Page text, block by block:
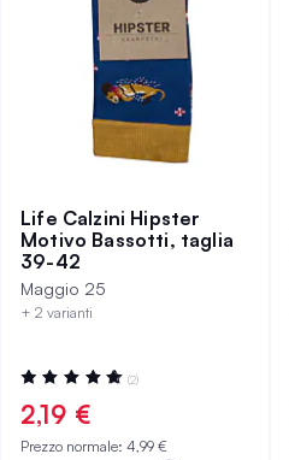
Life Calzini Hipster
Motivo Bassotti, taglia
39-42
Maggio 25
+ 2 varianti
Valutazione:
100%
(2)
2,19 €
Prezzo normale: 4,99 €